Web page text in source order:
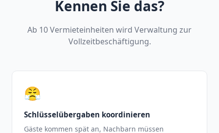
Kennen Sie das?
Ab 10 Vermieteinheiten wird Verwaltung zur
Vollzeitbeschäftigung.
😤
Schlüsselübergaben koordinieren
Gäste kommen spät an, Nachbarn müssen